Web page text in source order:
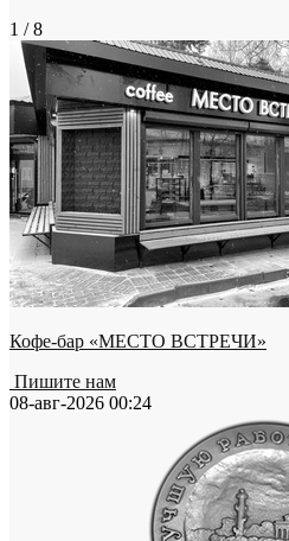
1 / 8
Кофе-бар «МЕСТО ВСТРЕЧИ»
Пишите нам
08-авг-2026 00:24